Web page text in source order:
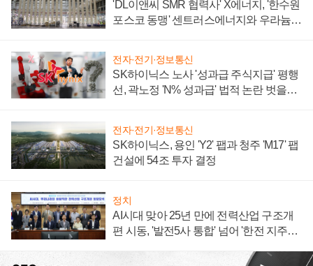
'DL이앤씨 SMR 협력사' X에너지, '한수원
포스코 동맹' 센트러스에너지와 우라늄
전자·전기·정보통신
SK하이닉스 노사 '성과급 주식지급' 평행
선, 곽노정 'N% 성과급' 법적 논란 벗을지
전자·전기·정보통신
SK하이닉스, 용인 'Y2' 팹과 청주 'M17' 팹
건설에 54조 투자 결정
정치
AI시대 맞아 25년 만에 전력산업 구조개
편 시동, '발전5사 통합' 넘어 '한전 지주사'